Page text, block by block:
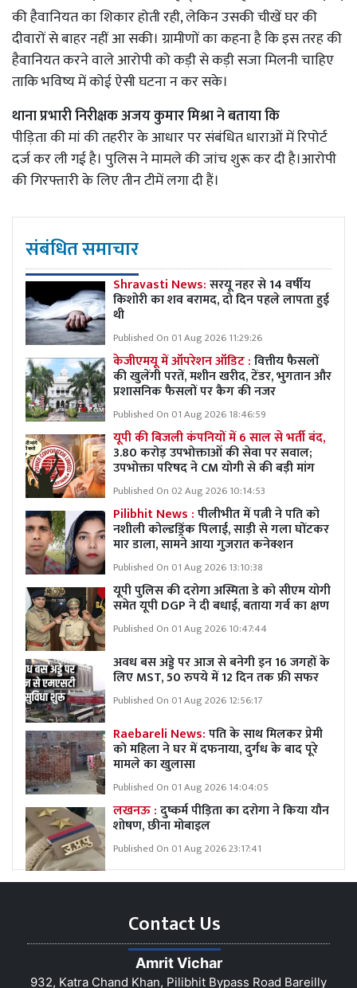
की हैवानियत का शिकार होती रही, लेकिन उसकी चीखें घर की
दीवारों से बाहर नहीं आ सकी। ग्रामीणों का कहना है कि इस तरह की
हैवानियत करने वाले आरोपी को कड़ी से कड़ी सजा मिलनी चाहिए
ताकि भविष्य में कोई ऐसी घटना न कर सके।
​​थाना प्रभारी निरीक्षक अजय कुमार मिश्रा ने बताया कि
पीड़िता की मां की तहरीर के आधार पर संबंधित धाराओं में रिपोर्ट
दर्ज कर ली गई है। पुलिस ने मामले की जांच शुरू कर दी है।आरोपी
की गिरफ्तारी के लिए तीन टीमें लगा दी हैं।
संबंधित समाचार
Shravasti News:सरयू नहर से 14 वर्षीय
किशोरी का शव बरामद, दो दिन पहले लापता हुई
थी
Published On 01 Aug 2026 11:29:26
केजीएमयू में ऑपरेशन ऑडिट :वित्तीय फैसलों
की खुलेंगी परतें, मशीन खरीद, टेंडर, भुगतान और
प्रशासनिक फैसलों पर कैग की नजर
Published On 01 Aug 2026 18:46:59
यूपी की बिजली कंपनियों में 6 साल से भर्ती बंद,
3.80 करोड़ उपभोक्ताओं की सेवा पर सवाल;
उपभोक्ता परिषद ने CM योगी से की बड़ी मांग
Published On 02 Aug 2026 10:14:53
Pilibhit News :पीलीभीत में पत्नी ने पति को
नशीली कोल्डड्रिंक पिलाई, साड़ी से गला घोंटकर
मार डाला, सामने आया गुजरात कनेक्शन
Published On 01 Aug 2026 13:10:38
यूपी पुलिस की दरोगा अस्मिता डे को सीएम योगी
समेत यूपी DGP ने दी बधाई, बताया गर्व का क्षण
Published On 01 Aug 2026 10:47:44
अवध बस अड्डे पर आज से बनेगी इन 16 जगहों के
लिए MST, 50 रुपये में 12 दिन तक फ्री सफर
Published On 01 Aug 2026 12:56:17
Raebareli News:पति के साथ मिलकर प्रेमी
को महिला ने घर में दफनाया, दुर्गध के बाद पूरे
मामले का खुलासा
Published On 01 Aug 2026 14:04:05
लखनऊ :दुष्कर्म पीड़िता का दरोगा ने किया यौन
शोषण, छीना मोबाइल
Published On 01 Aug 2026 23:17:41
Contact Us
Amrit Vichar
932, Katra Chand Khan, Pilibhit Bypass Road Bareilly